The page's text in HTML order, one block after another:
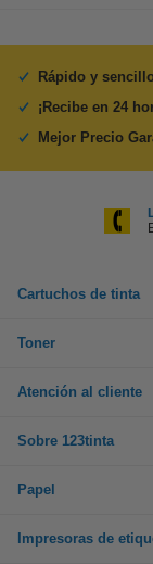
Rápido y
¡Recibe en 24
Mejor Precio
Cartuchos de tinta
Toner
Atención al cliente
Sobre 123tinta
Papel
Impresoras de